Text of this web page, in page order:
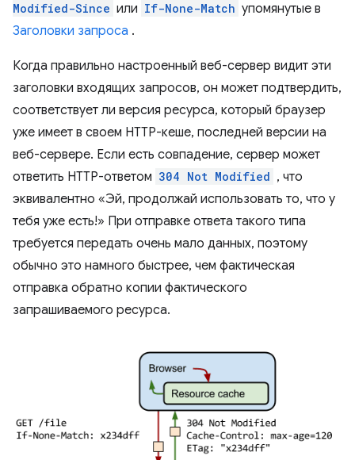
Modified-Since или If-None-Match упомянутые в
Заголовки запроса .
Когда правильно настроенный веб-сервер видит эти
заголовки входящих запросов, он может подтвердить,
соответствует ли версия ресурса, который браузер
уже имеет в своем HTTP-кеше, последней версии на
веб-сервере. Если есть совпадение, сервер может
ответить HTTP-ответом 304 Not Modified , что
эквивалентно «Эй, продолжай использовать то, что у
тебя уже есть!» При отправке ответа такого типа
требуется передать очень мало данных, поэтому
обычно это намного быстрее, чем фактическая
отправка обратно копии фактического
запрашиваемого ресурса.